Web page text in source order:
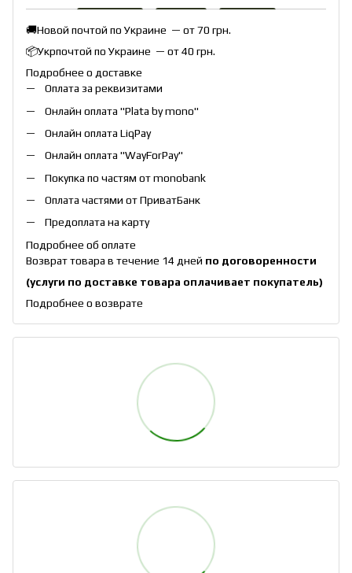
🚚Новой почтой по Украине — от 70 грн.
📦Укрпочтой по Украине — от 40 грн.
Подробнее о доставке
Оплата за реквизитами
Онлайн оплата "Plata by mono"
Онлайн оплата LiqPay
Онлайн оплата "WayForPay"
Покупка по частям от monobank
Оплата частями от ПриватБанк
Предоплата на карту
Подробнее об оплате
Возврат товара в течение 14 дней по договоренности
(услуги по доставке товара оплачивает покупатель)
Подробнее о возврате